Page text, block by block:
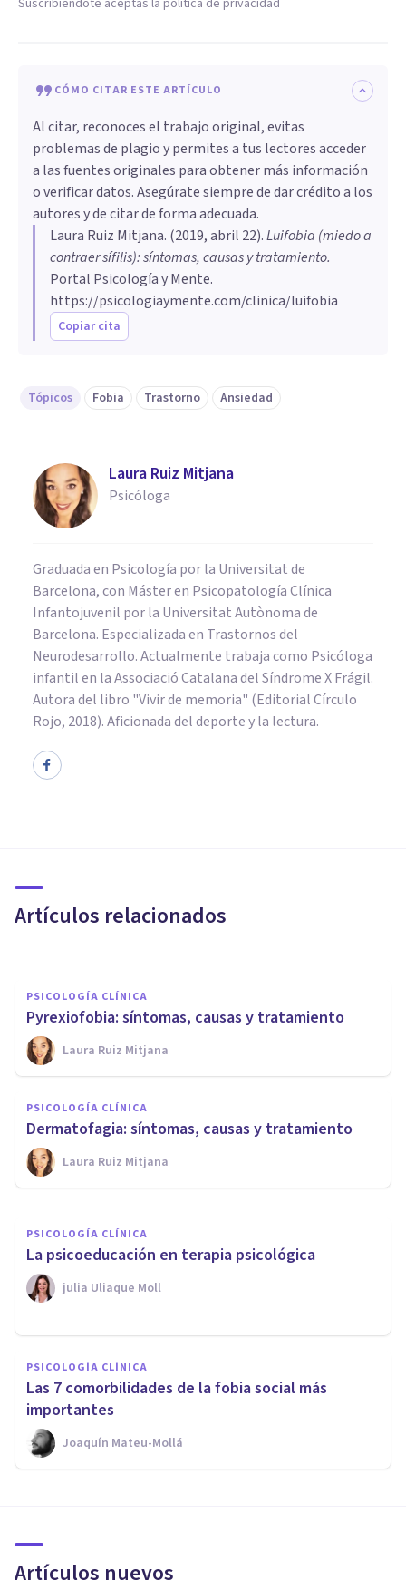
CÓMO CITAR ESTE ARTÍCULO
Al citar, reconoces el trabajo original, evitas
problemas de plagio y permites a tus lectores acceder
a las fuentes originales para obtener más información
o verificar datos. Asegúrate siempre de dar crédito a los
autores y de citar de forma adecuada.
Laura Ruiz Mitjana. (2019, abril 22).Luifobia (miedo a
contraer sífilis): síntomas, causas y tratamiento.
Portal Psicología y Mente.
https://psicologiaymente.com/clinica/luifobia
Copiar cita
Tópicos Fobia Trastorno Ansiedad
Laura Ruiz Mitjana
Psicóloga
Graduada en Psicología por la Universitat de
Barcelona, con Máster en Psicopatología Clínica
Infantojuvenil por la Universitat Autònoma de
Barcelona. Especializada en Trastornos del
Neurodesarrollo. Actualmente trabaja como Psicóloga
infantil en la Associació Catalana del Síndrome X Frágil.
Autora del libro "Vivir de memoria" (Editorial Círculo
Rojo, 2018). Aficionada del deporte y la lectura.
Artículos relacionados
y tratamiento
PSICOLOGÍA CLÍNICA
Pyrexiofobia: síntomas, causas y tratamiento
Laura Ruiz Mitjana
PSICOLOGÍA CLÍNICA
Dermatofagia: síntomas, causas y tratamiento
Laura Ruiz Mitjana
PSICOLOGÍA CLÍNICA
Ictiofobia (fobia a los peces):
síntomas, causas y tratamiento
Isabel Rovira Salvador
PSICOLOGÍA CLÍNICA
La psicoeducación en terapia psicológica
​julia Uliaque Moll
PSICOLOGÍA CLÍNICA
Las 7 comorbilidades de la fobia social más
importantes
Joaquín Mateu-Mollá
Artículos nuevos